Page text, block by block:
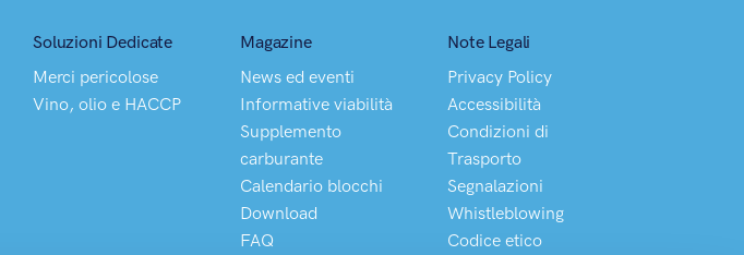
Soluzioni Dedicate
Merci pericolose
Vino, olio e HACCP
Magazine
News ed eventi
Informative viabilità
Supplemento
carburante
Calendario blocchi
Download
FAQ
Note Legali
Privacy Policy
Accessibilità
Condizioni di
Trasporto
Segnalazioni
Whistleblowing
Codice etico